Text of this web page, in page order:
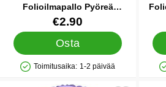
Folioilmapallo Pyöreä
Keltainen
Tuote.nro 5727€2.90
Osta
Saatavuus: Varastossa
Toimitusaika: 1-2 päivää